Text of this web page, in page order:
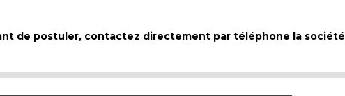
de postuler, contactez directement par téléphone la société